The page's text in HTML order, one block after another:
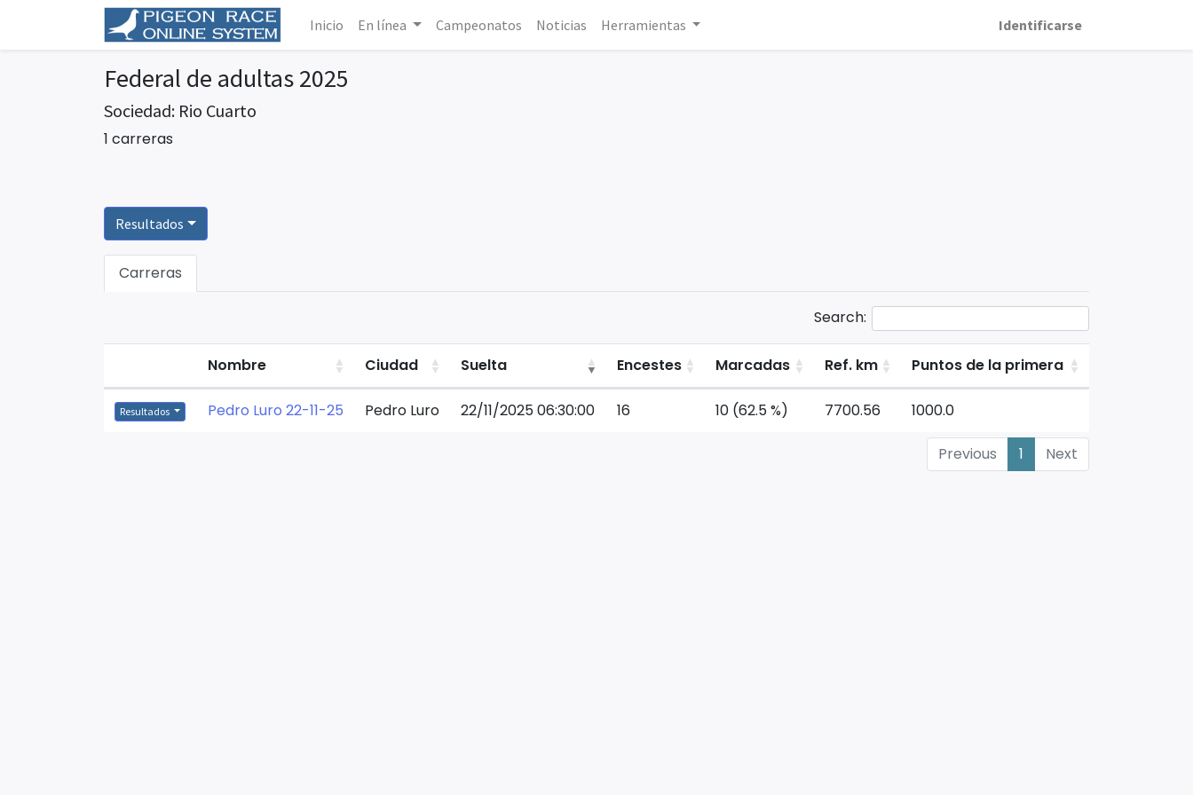
Inicio En línea Campeonatos Noticias Herramientas Identificarse
Federal de adultas 2025
Sociedad: Rio Cuarto
1 carreras
Resultados
Carreras
Search:
Nombre Ciudad Suelta Encestes Marcadas Ref. km Puntos de la primera
Resultados Pedro Luro 22-11-25 Pedro Luro 22/11/2025 06:30:00 16 10 (62.5 %) 7700.56 1000.0
Previous 1 Next